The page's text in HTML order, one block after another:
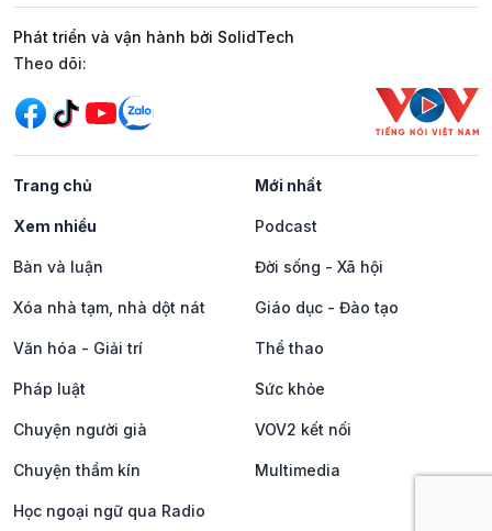
Phát triển và vận hành bởi SolidTech
Mạng xã hội
Theo dõi:
Trang chủ Mới nhất
Xem nhiều Podcast
Bàn và luận Đời sống - Xã hội
Xóa nhà tạm, nhà dột nát Giáo dục - Đào tạo
Văn hóa - Giải trí Thể thao
Pháp luật Sức khỏe
Chuyện người già VOV2 kết nối
Chuyện thầm kín Multimedia
Học ngoại ngữ qua Radio